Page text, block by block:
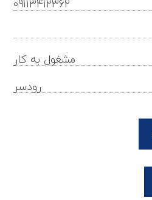
09113412362
مشغول به کار
رودسر